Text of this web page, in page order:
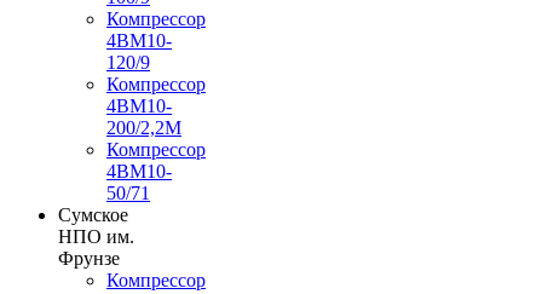
Компрессор
4ВМ10-
120/9
Компрессор
4ВМ10-
200/2,2М
Компрессор
4ВМ10-
50/71
Сумское
НПО им.
Фрунзе
Компрессор